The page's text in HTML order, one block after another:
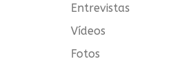
Entrevistas
Vídeos
Fotos